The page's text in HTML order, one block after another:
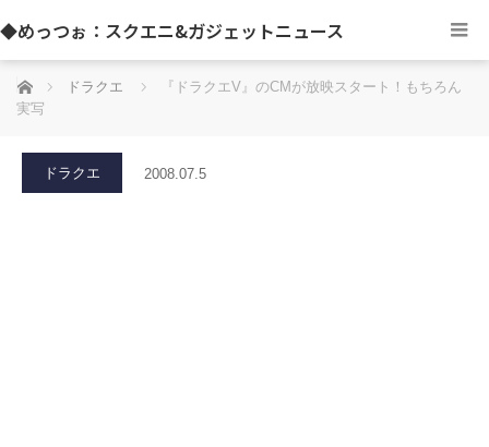
◆めっつぉ：スクエニ&ガジェットニュース
ホーム ドラクエ
『ドラクエV』のCMが放映スタート！もちろん
実写
ドラクエ 2008.07.5